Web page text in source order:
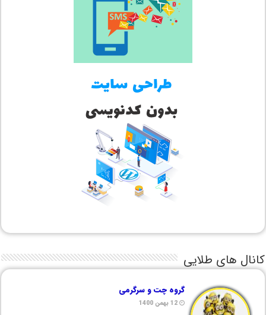
کانال های طلایی
گروه چت و سرگرمی
12 بهمن 1400